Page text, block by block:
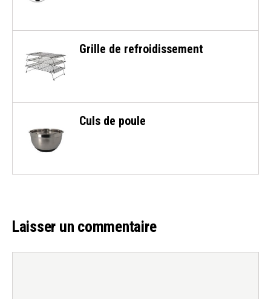
Grille de refroidissement
Culs de poule
Laisser un commentaire